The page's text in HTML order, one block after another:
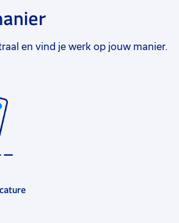
en vind je werk op jouw manier.